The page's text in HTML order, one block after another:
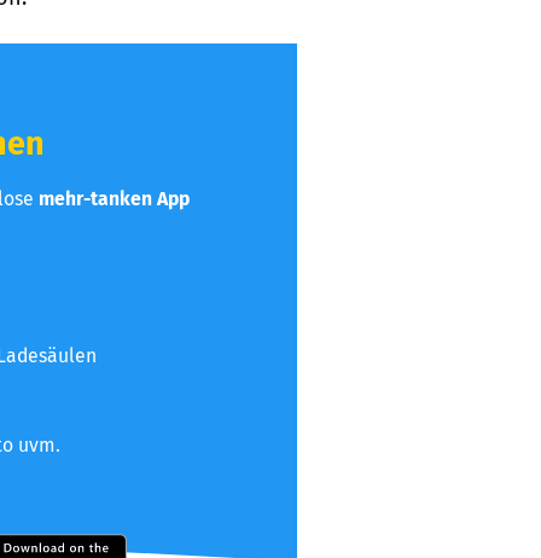
mehr-tanken App
uvm.